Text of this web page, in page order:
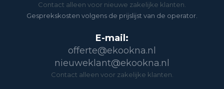
Contact alleen voor nieuwe zakelijke klanten.
Gesprekskosten volgens de prijslijst van de operator.
E-mail:
offerte@ekookna.nl
nieuweklant@ekookna.nl
Contact alleen voor zakelijke klanten.